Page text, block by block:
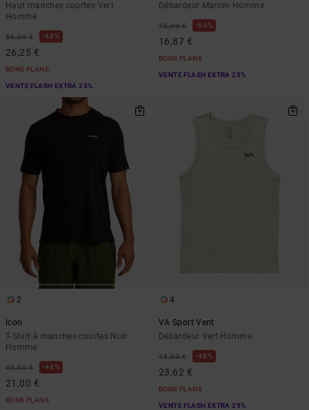
Haut manches courtes Vert
Homme
50,00 € 48%
26,25 €
BONS PLANS
VENTE FLASH EXTRA 25%
Débardeur Marron Homme
45,00 € 63%
16,87 €
BONS PLANS
VENTE FLASH EXTRA 25%
2
Icon
T-Shirt à manches courtes Noir
Homme
40,00 € 48%
21,00 €
BONS PLANS
4
VA Sport Vent
Débardeur Vert Homme
45,00 € 48%
23,62 €
BONS PLANS
VENTE FLASH EXTRA 25%